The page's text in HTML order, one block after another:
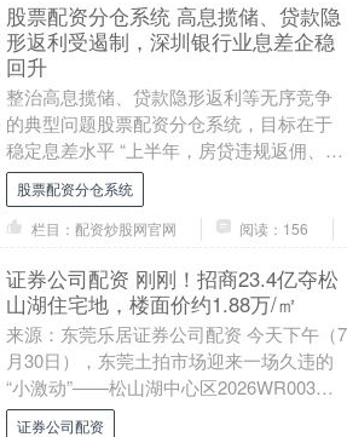
股票配资分仓系统 高息揽储、贷款隐
形返利受遏制，深圳银行业息差企稳
回升
整治高息揽储、贷款隐形返利等无序竞争
的典型问题股票配资分仓系统，目标在于
稳定息差水平 “上半年，房贷违规返佣、车
贷’高息高返’等典型问题得到遏制，银行业
净息差呈....
股票配资分仓系统
栏目：配资炒股网官网
阅读：156
证券公司配资 刚刚！招商23.4亿夺松
山湖住宅地，楼面价约1.88万/㎡
来源：东莞乐居证券公司配资 今天下午（7
月30日），东莞土拍市场迎来一场久违的
“小激动”——松山湖中心区2026WR003号
宅地正式开拍。 经过34轮竞价，招商....
证券公司配资